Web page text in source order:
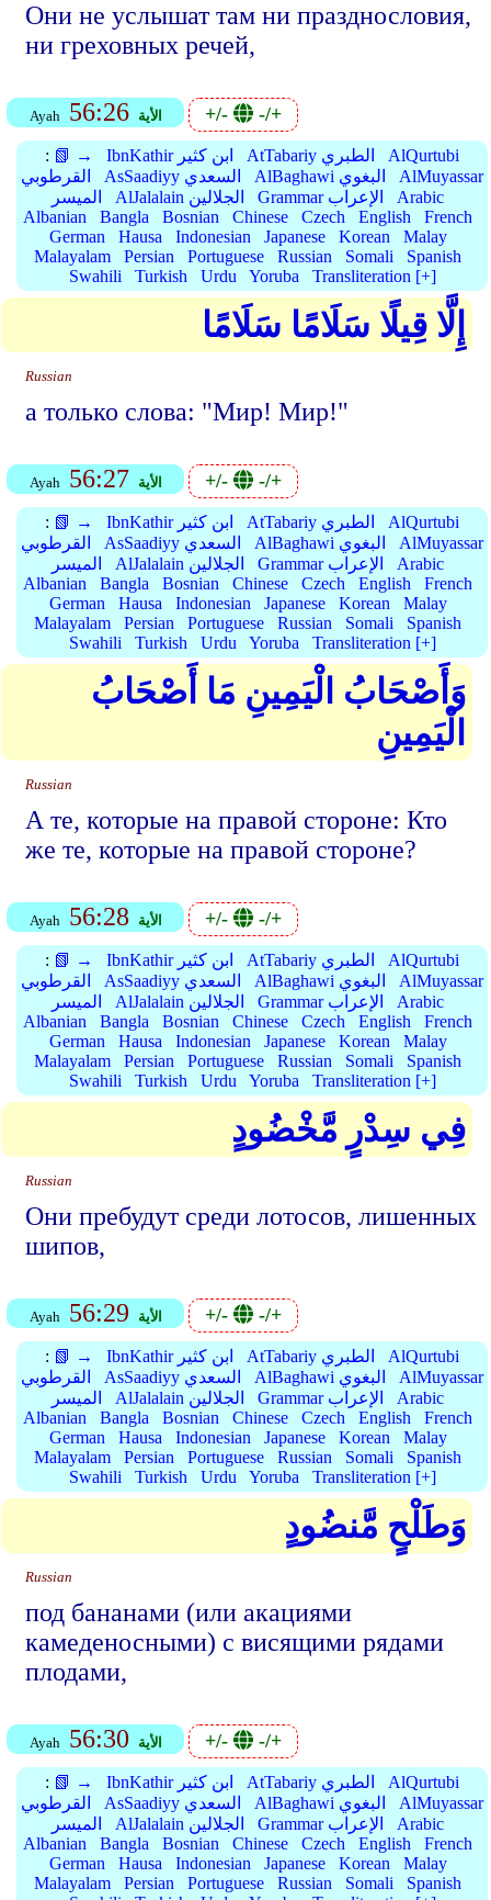
Они не услышат там ни празднословия,
ни греховных речей,
Ayah 56:26 الأية +/- -/+
: 📗 → IbnKathir ابن كثير AtTabariy الطبري
AlQurtubi
القرطوبي
AsSaadiyy السعدي AlBaghawi البغوي
AlMuyassar
الميسر
AlJalalain الجلالين Grammar الإعراب
Arabic
Albanian
Bangla Bosnian Chinese Czech English
French
German
Hausa Indonesian Japanese Korean
Malay
Malayalam
Persian Portuguese Russian Somali
Spanish
Swahili
Turkish Urdu Yoruba Transliteration [+]
إِلَّا قِيلًا سَلَامًا سَلَامًا
Russian
а только слова: "Мир! Мир!"
Ayah 56:27 الأية +/- -/+
: 📗 → IbnKathir ابن كثير AtTabariy الطبري
AlQurtubi
القرطوبي
AsSaadiyy السعدي AlBaghawi البغوي
AlMuyassar
الميسر
AlJalalain الجلالين Grammar الإعراب
Arabic
Albanian
Bangla Bosnian Chinese Czech English
French
German
Hausa Indonesian Japanese Korean
Malay
Malayalam
Persian Portuguese Russian Somali
Spanish
Swahili
Turkish Urdu Yoruba Transliteration [+]
وَأَصْحَابُ الْيَمِينِ مَا أَصْحَابُ
الْيَمِينِ
Russian
А те, которые на правой стороне: Кто
же те, которые на правой стороне?
Ayah 56:28 الأية +/- -/+
: 📗 → IbnKathir ابن كثير AtTabariy الطبري
AlQurtubi
القرطوبي
AsSaadiyy السعدي AlBaghawi البغوي
AlMuyassar
الميسر
AlJalalain الجلالين Grammar الإعراب
Arabic
Albanian
Bangla Bosnian Chinese Czech English
French
German
Hausa Indonesian Japanese Korean
Malay
Malayalam
Persian Portuguese Russian Somali
Spanish
Swahili
Turkish Urdu Yoruba Transliteration [+]
فِي سِدْرٍ مَّخْضُودٍ
Russian
Они пребудут среди лотосов, лишенных
шипов,
Ayah 56:29 الأية +/- -/+
: 📗 → IbnKathir ابن كثير AtTabariy الطبري
AlQurtubi
القرطوبي
AsSaadiyy السعدي AlBaghawi البغوي
AlMuyassar
الميسر
AlJalalain الجلالين Grammar الإعراب
Arabic
Albanian
Bangla Bosnian Chinese Czech English
French
German
Hausa Indonesian Japanese Korean
Malay
Malayalam
Persian Portuguese Russian Somali
Spanish
Swahili
Turkish Urdu Yoruba Transliteration [+]
وَطَلْحٍ مَّنضُودٍ
Russian
под бананами (или акациями
камеденосными) с висящими рядами
плодами,
Ayah 56:30 الأية +/- -/+
: 📗 → IbnKathir ابن كثير AtTabariy الطبري
AlQurtubi
القرطوبي
AsSaadiyy السعدي AlBaghawi البغوي
AlMuyassar
الميسر
AlJalalain الجلالين Grammar الإعراب
Arabic
Albanian
Bangla Bosnian Chinese Czech English
French
German
Hausa Indonesian Japanese Korean
Malay
Malayalam
Persian Portuguese Russian Somali
Spanish